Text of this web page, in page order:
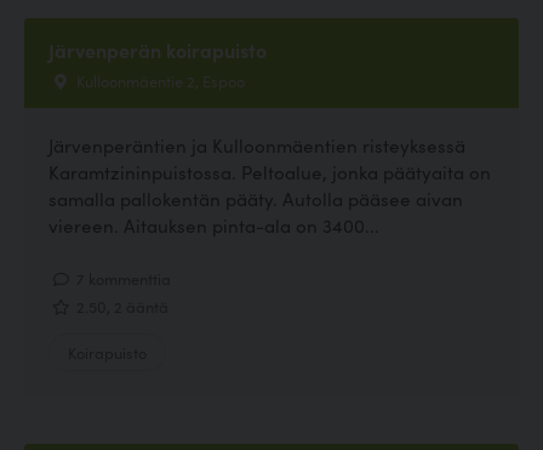
Järvenperän koirapuisto
Kulloonmäentie 2, Espoo
Järvenperäntien ja Kulloonmäentien risteyksessä
Karamtzininpuistossa. Peltoalue, jonka päätyaita on
samalla pallokentän pääty. Autolla pääsee aivan
viereen. Aitauksen pinta-ala on 3400...